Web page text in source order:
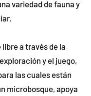
variedad de fauna y
a través de la
y el juego,
las cuales están
microbosque, apoya